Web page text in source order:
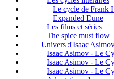
Le cycle de Frank
Expanded Dune
Les films et séries
The spice must flow
Univers d'Isaac Asimov
Isaac Asimov - Le
Isaac Asimov - Le
Isaac Asimov - Le